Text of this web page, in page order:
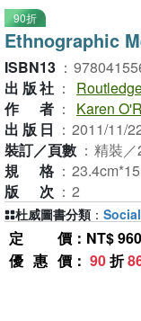
90折
Ethnographic
ISBN13 ：
出版社 ：
作者 ：
Karen
出版日 ： 2011/11/
裝訂／頁數 ： 精裝
規格 ：
版次 ： 2
定價 ：NT$
優惠價 ： 90折
杜威圖書分類 ：